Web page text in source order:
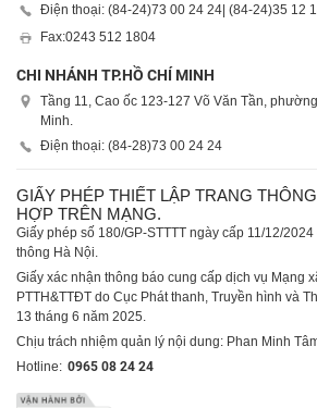
Điện thoại: (84-24)73 00 24 24| (84-24)35 12
Fax:0243 512 1804
CHI NHÁNH TP.HỒ CHÍ MINH
Tầng 11, Cao ốc 123-127 Võ Văn Tần,
Minh.
Điện thoại: (84-28)73 00 24 24
GIẤY PHÉP THIẾT LẬP TRANG
HỢP TRÊN MẠNG.
Giấy phép số 180/GP-STTTT ngày cấp 11/12/
thông Hà Nội.
Giấy xác nhận thông báo cung cấp dịch vụ Mạng
PTTH&TTĐT do Cục Phát thanh, Truyền hình và
13 tháng 6 năm 2025.
Chịu trách nhiệm quản lý nội dung: Phan Minh
Hotline: 0965 08 24 24